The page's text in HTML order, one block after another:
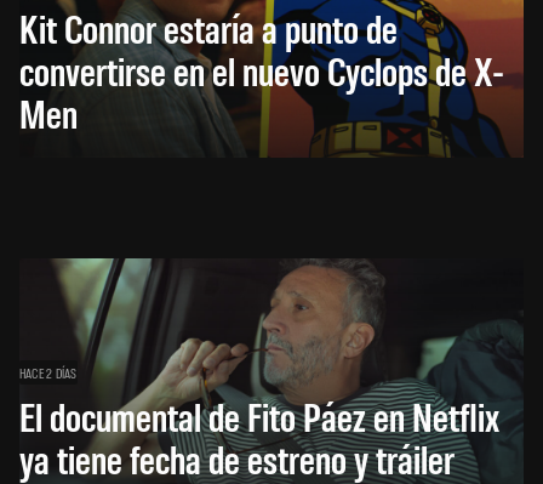
Kit Connor estaría a punto de
convertirse en el nuevo Cyclops de X-
Men
HACE 2 DÍAS
El documental de Fito Páez en Netflix
ya tiene fecha de estreno y tráiler